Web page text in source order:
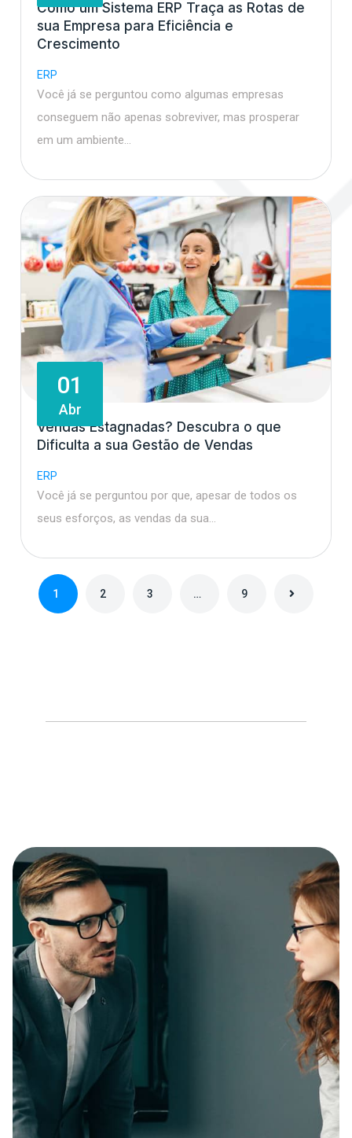
Como um Sistema ERP Traça as Rotas de
sua Empresa para Eficiência e
Crescimento
ERP
Você já se perguntou como algumas empresas
conseguem não apenas sobreviver, mas prosperar
em um ambiente…
01
Abr
Vendas Estagnadas? Descubra o que
Dificulta a sua Gestão de Vendas
ERP
Você já se perguntou por que, apesar de todos os
seus esforços, as vendas da sua…
1 2 3 … 9